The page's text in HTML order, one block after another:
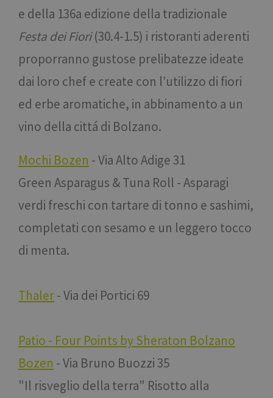
e della 136a edizione della tradizionale
Festa dei Fiori(30.4-1.5) i ristoranti aderenti
proporranno gustose prelibatezze ideate
dai loro chef e create con l’utilizzo di fiori
ed erbe aromatiche, in abbinamento a un
vino della cittá di Bolzano.
Mochi Bozen - Via Alto Adige 31
Green Asparagus & Tuna Roll - Asparagi
verdi freschi con tartare di tonno e sashimi,
completati con sesamo e un leggero tocco
di menta.
Thaler- Via dei Portici 69
Patio - Four Points by Sheraton Bolzano
Bozen - Via Bruno Buozzi 35
"Il risveglio della terra" Risotto alla